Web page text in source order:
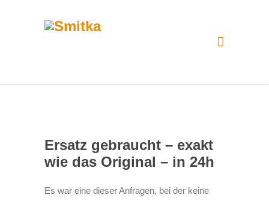
Ersatz gebraucht – exakt
wie das Original – in 24h
Es war eine dieser Anfragen, bei der keine